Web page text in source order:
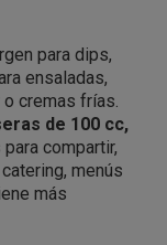
para dips,
ensaladas,
o cremas frías.
de 100 cc,
compartir,
menús
más